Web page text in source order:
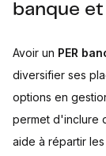
banque
Avoir un PER
diversifier ses
options en
permet d'inclure
aide à répartir